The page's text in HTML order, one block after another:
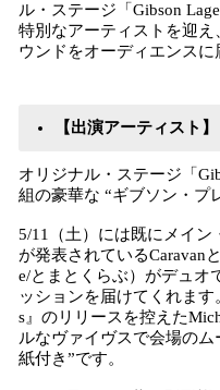
ル・ステージ「Gibson
特別なアーティストを迎
ウンドをオーディエンスに
【出演アーティスト】
オリジナル・ステージ「
組の豪華な “ギブソン・プ
5/11（土）には既にメイン
が発表されているCaravan
e/とまとくらぶ）がデュオ
ッションを届けてくれま
s』のリリースを控えた
ルなヴァイヴスで会場の
紙付き”です。